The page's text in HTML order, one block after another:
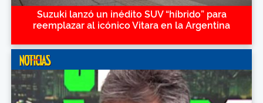
Suzuki lanzó un inédito SUV “híbrido” para
reemplazar al icónico Vitara en la Argentina